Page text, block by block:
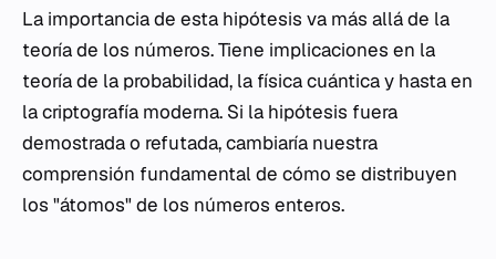
La importancia de esta hipótesis va más allá de la
teoría de los números. Tiene implicaciones en la
teoría de la probabilidad, la física cuántica y hasta en
la criptografía moderna. Si la hipótesis fuera
demostrada o refutada, cambiaría nuestra
comprensión fundamental de cómo se distribuyen
los "átomos" de los números enteros.